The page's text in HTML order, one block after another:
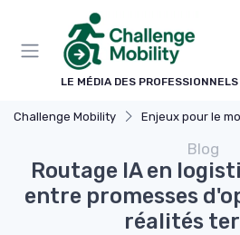
LE MÉDIA DES
Challenge Mobility Enjeux pour le
Blog
Routage IA en
entre promesses
réalités
Panneau de gestion des cookies